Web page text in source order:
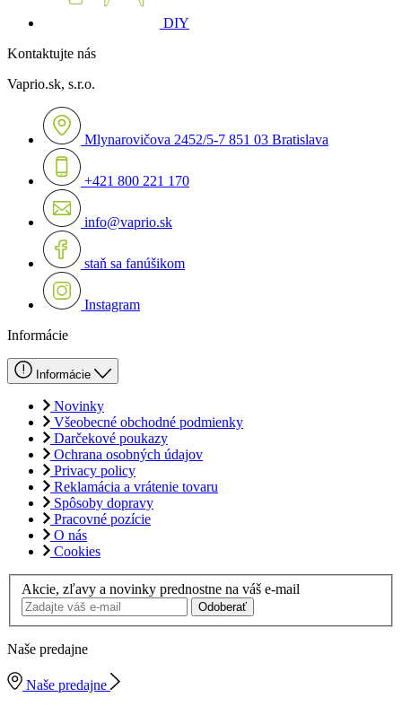
DIY
Kontaktujte nás
Vaprio.sk, s.r.o.
Mlynarovičova 2452/5-7 851 03 Bratislava
+421 800 221 170
info@vaprio.sk
staň sa fanúšikom
Instagram
Informácie
Informácie
Novinky
Všeobecné obchodné podmienky
Darčekové poukazy
Ochrana osobných údajov
Privacy policy
Reklamácia a vrátenie tovaru
Spôsoby dopravy
Pracovné pozície
O nás
Cookies
Akcie, zľavy a novinky prednostne na váš e-mail
Odoberať
Naše predajne
Naše predajne